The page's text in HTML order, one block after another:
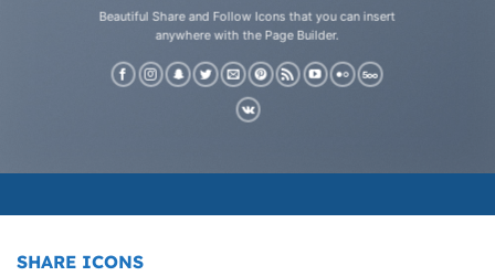
Beautiful Share and Follow Icons that you can insert
anywhere with the Page Builder.
SHARE ICONS